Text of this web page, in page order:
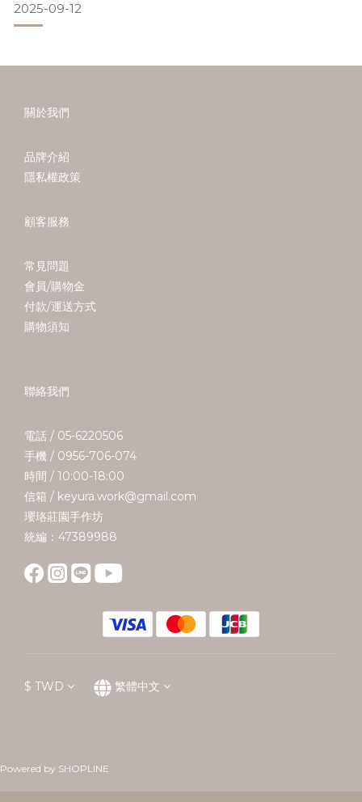
水晶，讓你隨時都能 Reset 自己！ 1. 粉水晶（Rose
Quartz）：療癒心靈、重拾溫柔粉水晶被稱為「愛的水晶」，
當你覺
2025-09-12
關於我們
品牌介紹
隱私權政策
顧客服務
常見問題
會員/購物金
付款/運送方式
購物須知
聯絡我們
電話 / 05-6220506
手機 / 0956-706-074
時間 / 10:00-18:00
信箱 / keyura.work@gmail.com
瓔珞莊園手作坊
統編：47389988
$ TWD 繁體中文
Powered by SHOPLINE